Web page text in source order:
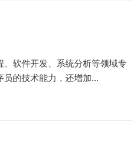
软件开发、系统分析等领域专
的技术能力，还增加...